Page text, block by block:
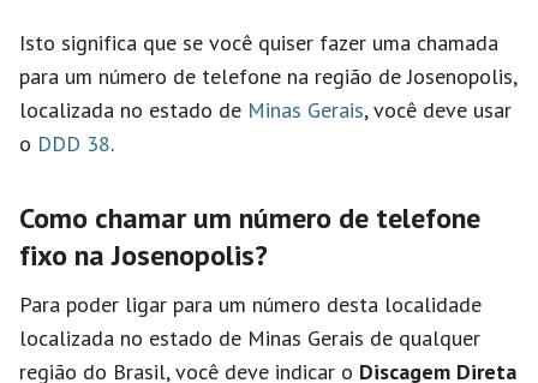
Isto significa que se você quiser fazer uma chamada
para um número de telefone na região de Josenopolis,
localizada no estado de Minas Gerais, você deve usar
o DDD 38.
Como chamar um número de telefone
fixo na Josenopolis?
Para poder ligar para um número desta localidade
localizada no estado de Minas Gerais de qualquer
região do Brasil, você deve indicar o Discagem Direta